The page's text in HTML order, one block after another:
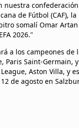
nuestra
de Fútbol (CAF), la
somalí Omar
2026."
a los campeones de
Paris Saint-Germain,
Aston Villa, y
de agosto en